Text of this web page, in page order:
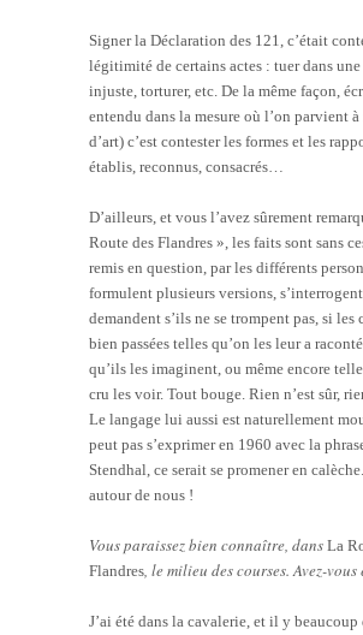
Signer la Déclaration des 121, c’était
légitimité de certains actes : tuer dans une
injuste, torturer, etc. De la même façon,
entendu dans la mesure où l’on parvient
d’art) c’est contester les formes et les
établis, reconnus, consacrés…
D’ailleurs, et vous l’avez sûrement
Route des Flandres », les faits sont sans
remis en question, par les différents
formulent plusieurs versions,
demandent s’ils ne se trompent pas, si les
bien passées telles qu’on les leur a
qu’ils les imaginent, ou même encore
cru les voir. Tout bouge. Rien n’est sûr,
Le langage lui aussi est naturellement
peut pas s’exprimer en 1960 avec la
Stendhal, ce serait se promener en
autour de nous !
Vous paraissez bien connaître, dans La
Flandres, le milieu des courses. Avez-vous
J’ai été dans la cavalerie, et il y beaucoup